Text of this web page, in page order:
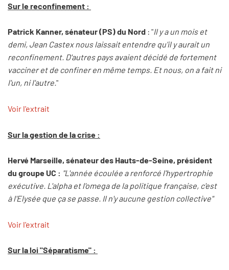
Sur le reconfinement :
Patrick Kanner, sénateur (PS) du Nord : "Il y a un mois et
demi, Jean Castex nous laissait entendre qu'il y aurait un
reconfinement. D'autres pays avaient décidé de fortement
vacciner et de confiner en même temps. Et nous, on a fait ni
l'un, ni l'autre."
Voir l'extrait
Sur la gestion de la crise :
Hervé Marseille, sénateur des Hauts-de-Seine, président
du groupe UC : "L'année écoulée a renforcé l'hypertrophie
exécutive. L'alpha et l'omega de la politique française, c'est
à l'Elysée que ça se passe. Il n'y aucune gestion collective"
Voir l'extrait
Sur la loi "Séparatisme" :